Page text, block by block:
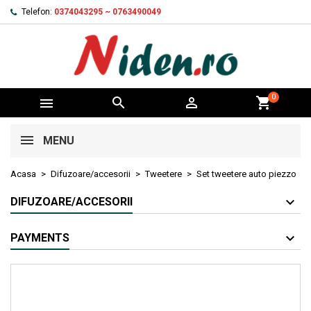
Telefon: 0374043295 ~ 0763490049
   shopping_cart0
MENU
Acasa Difuzoare/accesorii Tweetere Set tweetere auto piezzo
DIFUZOARE/ACCESORII
PAYMENTS